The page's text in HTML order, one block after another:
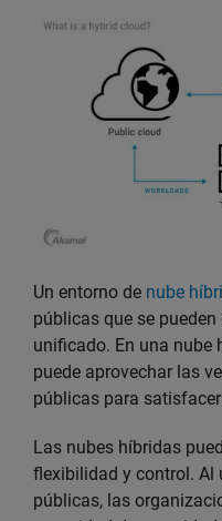
Un entorno de nube
públicas que se
unificado. En una nube
puede aprovechar las
públicas para
Las nubes híbridas
flexibilidad y control. Al
públicas, las